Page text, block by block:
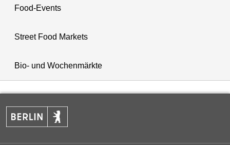
Food-Events
Street Food Markets
Bio- und Wochenmärkte